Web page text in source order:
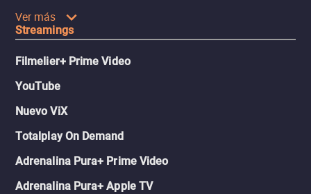
Ver más
Streamings
Filmelier+ Prime Video
YouTube
Nuevo ViX
Totalplay On Demand
Adrenalina Pura+ Prime Video
Adrenalina Pura+ Apple TV